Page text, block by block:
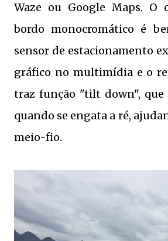
Waze ou Google Maps. O
bordo monocromático é
sensor de estacionamento
gráfico no multimídia e o
traz função "tilt down", que
quando se engata a ré,
meio-fio.